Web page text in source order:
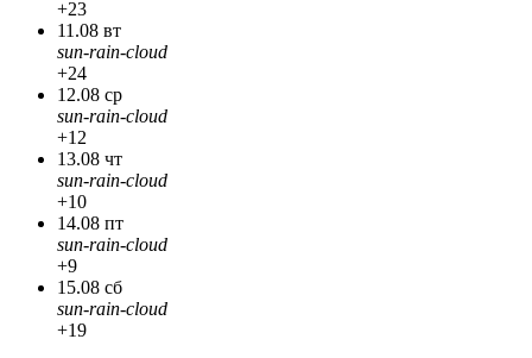
+23
11.08 вт
sun-rain-cloud
+24
12.08 ср
sun-rain-cloud
+12
13.08 чт
sun-rain-cloud
+10
14.08 пт
sun-rain-cloud
+9
15.08 сб
sun-rain-cloud
+19